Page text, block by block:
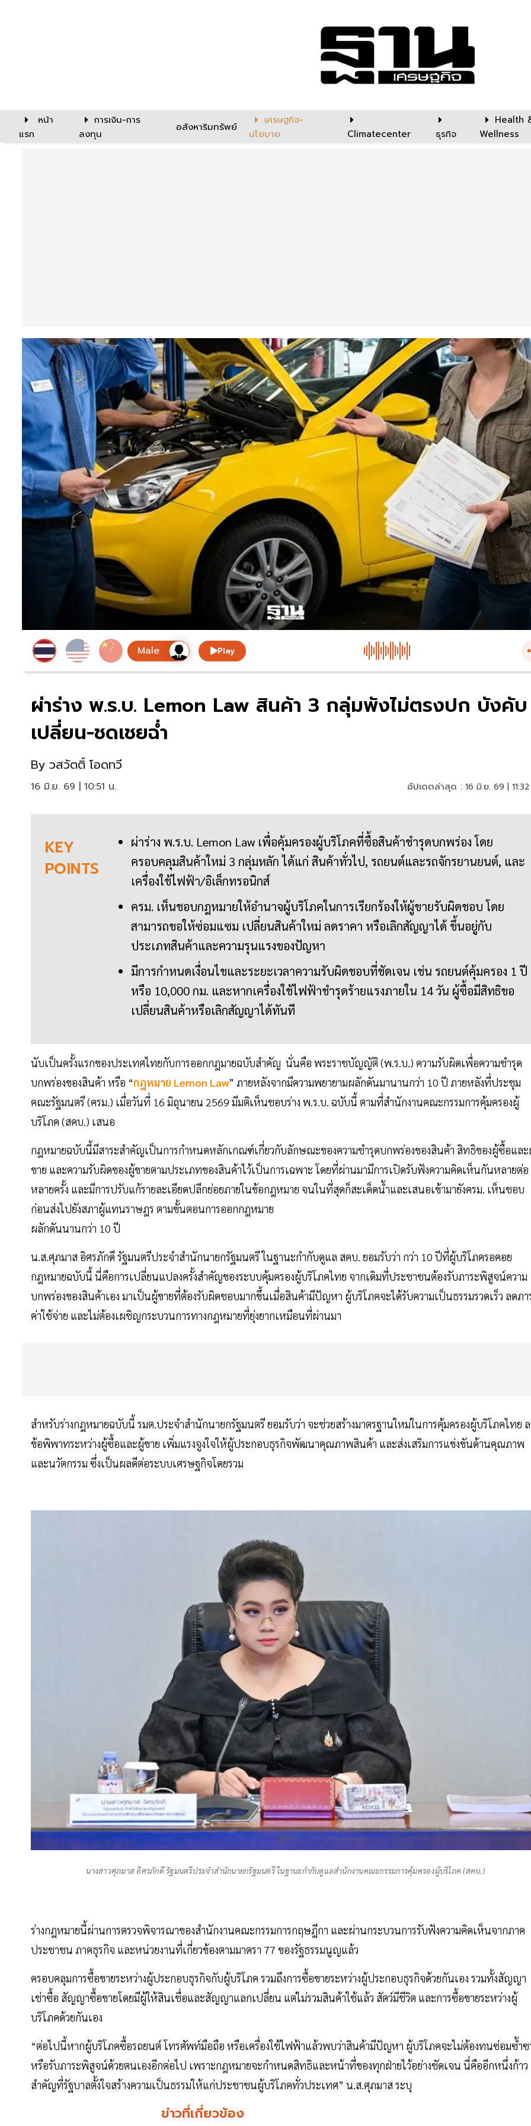
หน้า
แรก
การเงิน-การ
ลงทุน
อสังหาริมทรัพย์
เศรษฐกิจ-
นโยบาย
Climatecenter ธุรกิจ
Health
Wellness
Play
ผ่าร่าง พ.ร.บ. Lemon Law สินค้า 3 กลุ่มพังไม่ตรงปก บังคับ
เปลี่ยน-ชดเชยฉ่ำ
By วสวัตติ์ โอดทวี
16 มิ.ย. 69 | 10:51 น. อัปเดตล่าสุด : 16 มิ.ย. 69 |
KEY
POINTS
ผ่าร่าง พ.ร.บ. Lemon Law เพื่อคุ้มครองผู้บริโภคที่ซื้อสินค้าชำรุดบกพร่อง โดย
ครอบคลุมสินค้าใหม่ 3 กลุ่มหลัก ได้แก่ สินค้าทั่วไป, รถยนต์และรถจักรยานยนต์, และ
เครื่องใช้ไฟฟ้า/อิเล็กทรอนิกส์
ครม. เห็นชอบกฎหมายให้อำนาจผู้บริโภคในการเรียกร้องให้ผู้ขายรับผิดชอบ โดย
สามารถขอให้ซ่อมแซม เปลี่ยนสินค้าใหม่ ลดราคา หรือเลิกสัญญาได้ ขึ้นอยู่กับ
ประเภทสินค้าและความรุนแรงของปัญหา
มีการกำหนดเงื่อนไขและระยะเวลาความรับผิดชอบที่ชัดเจน เช่น รถยนต์คุ้มครอง 1 ปี
หรือ 10,000 กม. และหากเครื่องใช้ไฟฟ้าชำรุดร้ายแรงภายใน 14 วัน ผู้ซื้อมีสิทธิขอ
เปลี่ยนสินค้าหรือเลิกสัญญาได้ทันที
นับเป็นครั้งแรกของประเทศไทยกับการออกกฎมายฉบับสำคัญ นั่นคือ พระราชบัญญัติ (พ.ร.บ.) ความรับผิดเพื่อความชำรุด
บกพร่องของสินค้า หรือ “กฎหมาย Lemon Law” ภายหลังจากมีความพยายามผลักดันมานานกว่า 10 ปี ภายหลังที่ประชุม
คณะรัฐมนตรี (ครม.) เมื่อวันที่ 16 มิถุนายน 2569 มีมติเห็นชอบร่าง พ.ร.บ. ฉบับนี้ ตามที่สำนักงานคณะกรรมการคุ้มครองผู้
บริโภค (สคบ.) เสนอ
กฎหมายฉบับนี้มีสาระสำคัญเป็นการกำหนดหลักเกณฑ์เกี่ยวกับลักษณะของความชำรุดบกพร่องของสินค้า สิทธิของผู้ซื้อแล
ขาย และความรับผิดของผู้ขายตามประเภทของสินค้าไว้เป็นการเฉพาะ โดยที่ผ่านมามีการเปิดรับฟังความคิดเห็นกันหลายต่อ
หลายครั้ง และมีการปรับแก้รายละเอียดปลีกย่อยภายในข้อกฎหมาย จนในที่สุดก็สะเด็ดน้ำและเสนอเข้ามายังครม. เห็นชอบ
ก่อนส่งไปยังสภาผู้แทนราษฎร ตามขั้นตอนการออกกฎหมาย
ผลักดันนานกว่า 10 ปี
น.ส.ศุภมาส อิศรภักดี รัฐมนตรีประจำสำนักนายกรัฐมนตรี ในฐานะกำกับดูแล สคบ. ยอมรับว่า กว่า 10 ปีที่ผู้บริโภครอคอย
กฎหมายฉบับนี้ นี่คือการเปลี่ยนแปลงครั้งสำคัญของระบบคุ้มครองผู้บริโภคไทย จากเดิมที่ประชาชนต้องรับภาระพิสูจน์ความ
บกพร่องของสินค้าเอง มาเป็นผู้ขายที่ต้องรับผิดชอบมากขึ้นเมื่อสินค้ามีปัญหา ผู้บริโภคจะได้รับความเป็นธรรมรวดเร็ว ลดภา
ค่าใช้จ่าย และไม่ต้องเผชิญกระบวนการทางกฎหมายที่ยุ่งยากเหมือนที่ผ่านมา
สำหรับร่างกฎหมายฉบับนี้ รมต.ประจำสำนักนายกรัฐมนตรี ยอมรับว่า จะช่วยสร้างมาตรฐานใหม่ในการคุ้มครองผู้บริโภคไทย
ข้อพิพาทระหว่างผู้ซื้อและผู้ขาย เพิ่มแรงจูงใจให้ผู้ประกอบธุรกิจพัฒนาคุณภาพสินค้า และส่งเสริมการแข่งขันด้านคุณภาพ
และนวัตกรรม ซึ่งเป็นผลดีต่อระบบเศรษฐกิจโดยรวม
นางสาวศุภมาส อิศรภักดี รัฐมนตรีประจำสำนักนายกรัฐมนตรี ในฐานะกำกับดูแลสำนักงานคณะกรรมการคุ้มครองผู้บริโภค (สคบ.)
ร่างกฎหมายนี้ผ่านการตรวจพิจารณาของสำนักงานคณะกรรมการกฤษฎีกา และผ่านกระบวนการรับฟังความคิดเห็นจากภาค
ประชาชน ภาคธุรกิจ และหน่วยงานที่เกี่ยวข้องตามมาตรา 77 ของรัฐธรรมนูญแล้ว
ครอบคลุมการซื้อขายระหว่างผู้ประกอบธุรกิจกับผู้บริโภค รวมถึงการซื้อขายระหว่างผู้ประกอบธุรกิจด้วยกันเอง รวมทั้งสัญญา
เช่าซื้อ สัญญาซื้อขายโดยมีผู้ให้สินเชื่อและสัญญาแลกเปลี่ยน แต่ไม่รวมสินค้าใช้แล้ว สัตว์มีชีวิต และการซื้อขายระหว่างผู้
บริโภคด้วยกันเอง
“ต่อไปนี้หากผู้บริโภคซื้อรถยนต์ โทรศัพท์มือถือ หรือเครื่องใช้ไฟฟ้าแล้วพบว่าสินค้ามีปัญหา ผู้บริโภคจะไม่ต้องทนซ่อมซ้ำซ
หรือรับภาระพิสูจน์ด้วยตนเองอีกต่อไป เพราะกฎหมายจะกำหนดสิทธิและหน้าที่ของทุกฝ่ายไว้อย่างชัดเจน นี่คืออีกหนึ่งก้าว
สำคัญที่รัฐบาลตั้งใจสร้างความเป็นธรรมให้แก่ประชาชนผู้บริโภคทั่วประเทศ” น.ส.ศุภมาส ระบุ
ข่าวที่เกี่ยวข้อง